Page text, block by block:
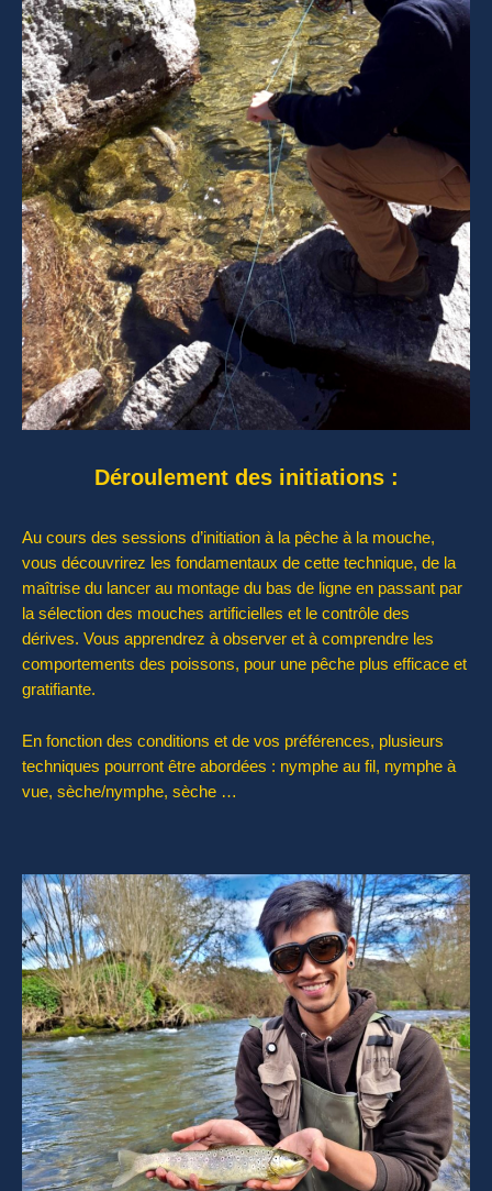
Déroulement des initiations :
Au cours des sessions d’initiation à la pêche à la mouche,
vous découvrirez les fondamentaux de cette technique, de la
maîtrise du lancer au montage du bas de ligne en passant par
la sélection des mouches artificielles et le contrôle des
dérives. Vous apprendrez à observer et à comprendre les
comportements des poissons, pour une pêche plus efficace et
gratifiante.
En fonction des conditions et de vos préférences, plusieurs
techniques pourront être abordées : nymphe au fil, nymphe à
vue, sèche/nymphe, sèche …